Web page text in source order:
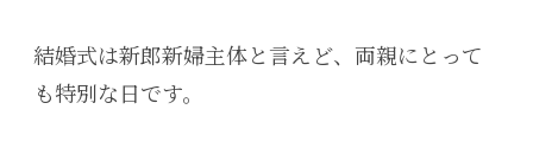
結婚式は新郎新婦主体と言えど、両親にとって
も特別な日です。